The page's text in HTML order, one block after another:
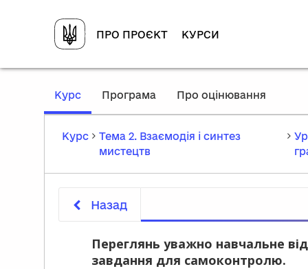
ПРО ПРОЄКТ КУРСИ
Курс,
Програма Про оцінювання
Курс
Тема 2. Взаємодія і синтез
мистецтв
Назад
Переглянь уважно навчальне
завдання для самоконтролю.